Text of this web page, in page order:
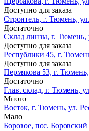
Доступно для заказа
Строитель, г. Тюмень,
Достаточно
Склад линзы, г. Тюмень,
Доступно для заказа
Республики 45, г.
Доступно для заказа
Пермякова 53, г.
Достаточно
Глав. склад, г. Тюмень,
Много
Восток, г. Тюмень, ул.
Мало
Боровое, пос. Боровский